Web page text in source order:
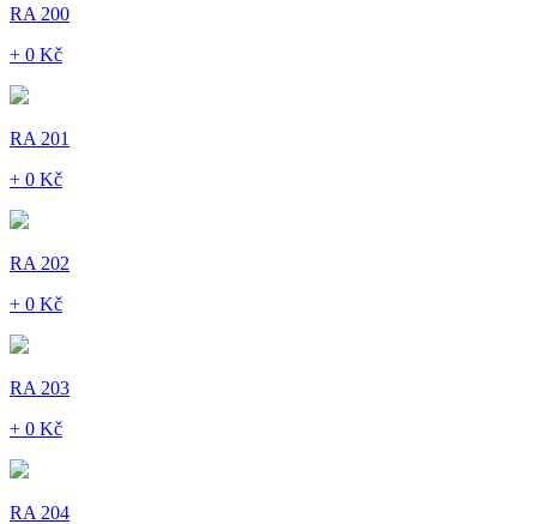
RA 200
+ 0 Kč
RA 201
+ 0 Kč
RA 202
+ 0 Kč
RA 203
+ 0 Kč
RA 204